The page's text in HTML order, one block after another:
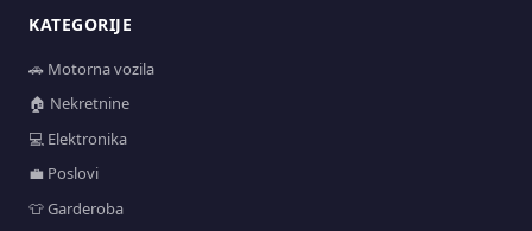
KATEGORIJE
🚗 Motorna vozila
🏠 Nekretnine
💻 Elektronika
💼 Poslovi
👕 Garderoba